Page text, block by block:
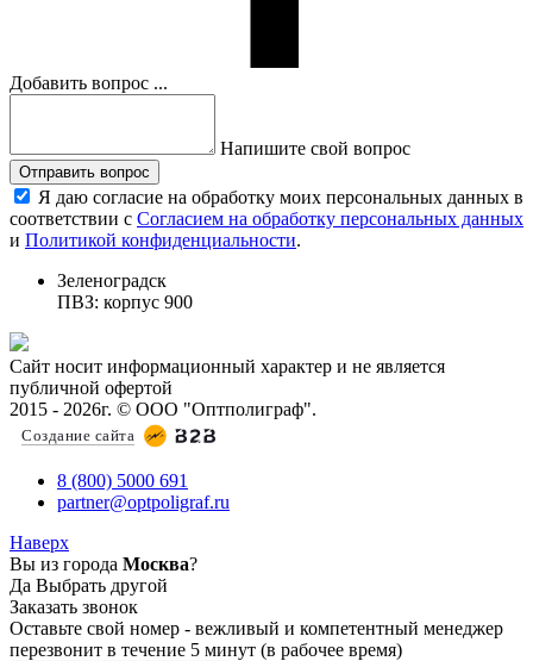
Добавить вопрос ...
Напишите свой вопрос
Отправить вопрос
Я даю согласие на обработку моих персональных данных в
соответствии с Согласием на обработку персональных данных
и Политикой конфиденциальности.
Зеленоградск
ПВЗ: корпус 900
Сайт носит информационный характер и не является
публичной офертой
2015 - 2026г. © ООО "Оптполиграф".
Создание сайта
8 (800) 5000 691
partner@optpoligraf.ru
Наверх
Вы из города Москва?
Да Выбрать другой
Заказать звонок
Оставьте свой номер - вежливый и компетентный менеджер
перезвонит в течение 5 минут (в рабочее время)